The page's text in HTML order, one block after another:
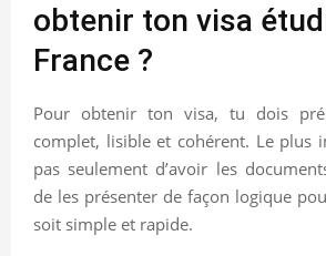
obtenir ton visa
France ?
Pour obtenir ton visa, tu dois
complet, lisible et cohérent. Le plus
pas seulement d’avoir les
de les présenter de façon logique
soit simple et rapide.